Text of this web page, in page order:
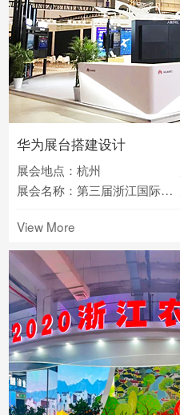
华为展台搭建设计
展会地点：杭州
展会名称：第三届浙江国际智慧交通产业博览会
View More